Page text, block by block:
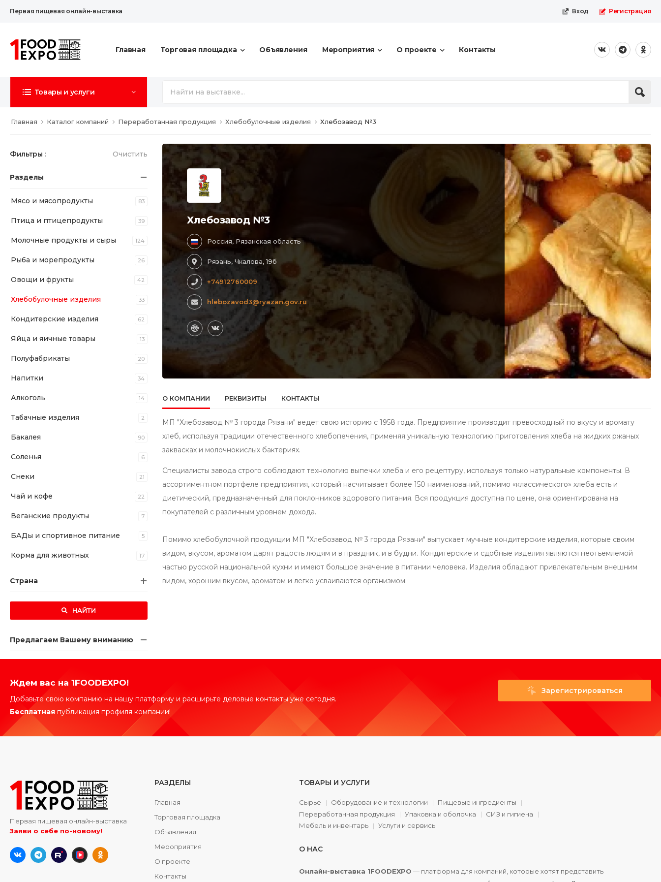
Первая пищевая онлайн-выставка Вход Регистрация
Главная Торговая площадка Объявления Мероприятия О проекте Контакты
Товары и услуги
Главная Каталог компаний Переработанная продукция Хлебобулочные изделия Хлебозавод №3
Фильтры : Очистить
Разделы
Мясо и мясопродукты 83
Птица и птицепродукты 39
Молочные продукты и сыры 124
Рыба и морепродукты 26
Овощи и фрукты 42
Хлебобулочные изделия 33
Кондитерские изделия 62
Яйца и яичные товары 13
Полуфабрикаты 20
Напитки 34
Алкоголь 14
Табачные изделия 2
Бакалея 90
Соленья 6
Снеки 21
Чай и кофе 22
Веганские продукты 7
БАДы и спортивное питание 5
Корма для животных 17
Страна
НАЙТИ
Предлагаем Вашему вниманию
Хлебозавод №3
Россия, Рязанская область
Рязань, Чкалова, 19б
+74912760009
hlebozavod3@ryazan.gov.ru
О КОМПАНИИ РЕКВИЗИТЫ КОНТАКТЫ
МП "Хлебозавод № 3 города Рязани" ведет свою историю с 1958 года. Предприятие производит превосходный по вкусу и аромату
хлеб, используя традиции отечественного хлебопечения, применяя уникальную технологию приготовления хлеба на жидких ржаных
заквасках и молочнокислых бактериях.
Специалисты завода строго соблюдают технологию выпечки хлеба и его рецептуру, используя только натуральные компоненты. В
ассортиментном портфеле предприятия, который насчитывает более 150 наименований, помимо «классического» хлеба есть и
диетический, предназначенный для поклонников здорового питания. Вся продукция доступна по цене, она ориентирована на
покупателей с различным уровнем дохода.
Помимо хлебобулочной продукции МП "Хлебозавод № 3 города Рязани" выпускает мучные кондитерские изделия, которые своим
видом, вкусом, ароматом дарят радость людям и в праздник, и в будни. Кондитерские и сдобные изделия являются неотъемлемой
частью русской национальной кухни и имеют большое значение в питании человека. Изделия обладают привлекательным внешним
видом, хорошим вкусом, ароматом и легко усваиваются организмом.
Ждем вас на 1FOODEXPO!
Добавьте свою компанию на нашу платформу и расширьте деловые контакты уже сегодня.
Бесплатная публикация профиля компании!
Зарегистрироваться
Первая пищевая онлайн-выставка
Заяви о себе по-новому!
РАЗДЕЛЫ
Главная
Торговая площадка
Объявления
Мероприятия
О проекте
Контакты
ТОВАРЫ И УСЛУГИ
Сырье Оборудование и технологии
Пищевые ингредиенты
Переработанная продукция
Упаковка и оболочка
СИЗ и гигиена
Мебель и инвентарь
Услуги и сервисы
О НАС
Онлайн-выставка 1FOODEXPO — платформа для компаний, которые хотят представить